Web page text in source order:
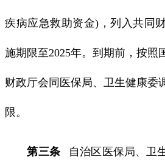
疾病应急救助资金)，列入共同
施期限至2025年。到期前，按照
财政厅会同医保局、卫生健康委
限。
第三条自治区医保局、卫